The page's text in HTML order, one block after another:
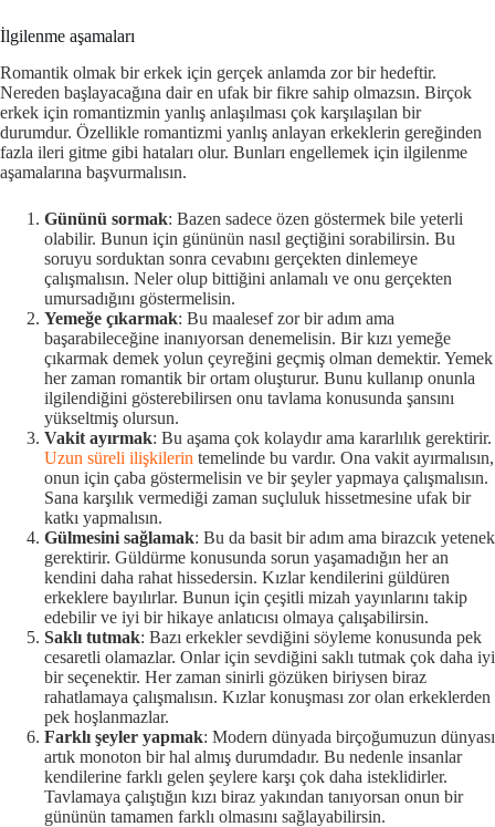
İlgilenme aşamaları
Romantik olmak bir erkek için gerçek anlamda zor bir hedeftir.
Nereden başlayacağına dair en ufak bir fikre sahip olmazsın. Birçok
erkek için romantizmin yanlış anlaşılması çok karşılaşılan bir
durumdur. Özellikle romantizmi yanlış anlayan erkeklerin gereğinden
fazla ileri gitme gibi hataları olur. Bunları engellemek için ilgilenme
aşamalarına başvurmalısın.
Gününü sormak: Bazen sadece özen göstermek bile yeterli
olabilir. Bunun için gününün nasıl geçtiğini sorabilirsin. Bu
soruyu sorduktan sonra cevabını gerçekten dinlemeye
çalışmalısın. Neler olup bittiğini anlamalı ve onu gerçekten
umursadığını göstermelisin.
Yemeğe çıkarmak: Bu maalesef zor bir adım ama
başarabileceğine inanıyorsan denemelisin. Bir kızı yemeğe
çıkarmak demek yolun çeyreğini geçmiş olman demektir. Yemek
her zaman romantik bir ortam oluşturur. Bunu kullanıp onunla
ilgilendiğini gösterebilirsen onu tavlama konusunda şansını
yükseltmiş olursun.
Vakit ayırmak: Bu aşama çok kolaydır ama kararlılık gerektirir.
Uzun süreli ilişkilerin temelinde bu vardır. Ona vakit ayırmalısın,
onun için çaba göstermelisin ve bir şeyler yapmaya çalışmalısın.
Sana karşılık vermediği zaman suçluluk hissetmesine ufak bir
katkı yapmalısın.
Gülmesini sağlamak: Bu da basit bir adım ama birazcık yetenek
gerektirir. Güldürme konusunda sorun yaşamadığın her an
kendini daha rahat hissedersin. Kızlar kendilerini güldüren
erkeklere bayılırlar. Bunun için çeşitli mizah yayınlarını takip
edebilir ve iyi bir hikaye anlatıcısı olmaya çalışabilirsin.
Saklı tutmak: Bazı erkekler sevdiğini söyleme konusunda pek
cesaretli olamazlar. Onlar için sevdiğini saklı tutmak çok daha iyi
bir seçenektir. Her zaman sinirli gözüken biriysen biraz
rahatlamaya çalışmalısın. Kızlar konuşması zor olan erkeklerden
pek hoşlanmazlar.
Farklı şeyler yapmak: Modern dünyada birçoğumuzun dünyası
artık monoton bir hal almış durumdadır. Bu nedenle insanlar
kendilerine farklı gelen şeylere karşı çok daha isteklidirler.
Tavlamaya çalıştığın kızı biraz yakından tanıyorsan onun bir
gününün tamamen farklı olmasını sağlayabilirsin.